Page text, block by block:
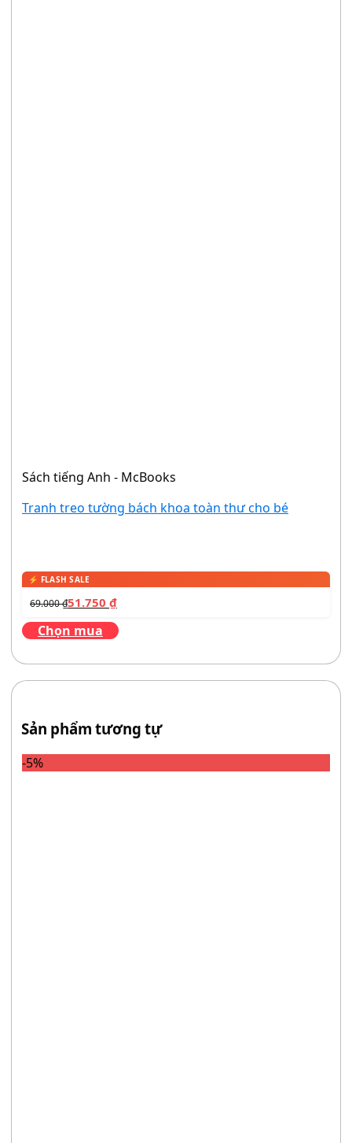
Sách tiếng Anh - McBooks
Tranh treo tường bách khoa toàn thư cho bé
69.000₫51.750 ₫
Chọn mua
Sản phẩm tương tự
-5%